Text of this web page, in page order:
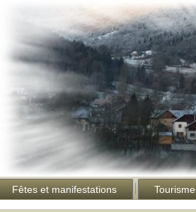
Fêtes et manifestations Tourisme